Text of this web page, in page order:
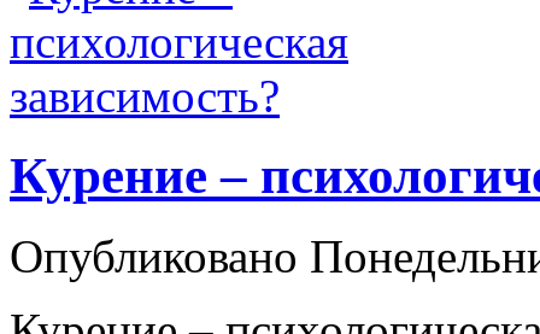
Курение –
Опубликовано